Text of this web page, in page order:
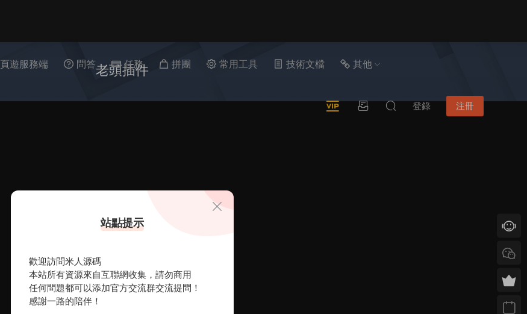
頁遊服務端 問答 任務 拼團 常用工具 技術文檔 其他
登錄 注冊
老頭插件
站點提示
歡迎訪問米人源碼
本站所有資源來自互聯網收集，請勿商用
任何問題都可以添加官方交流群交流提問！
感謝一路的陪伴！